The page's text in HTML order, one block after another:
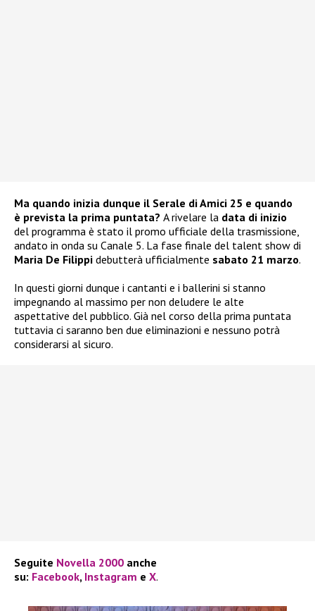
Ma quando inizia dunque il Serale di Amici 25 e quando
è prevista la prima puntata? A rivelare la data di inizio
del programma è stato il promo ufficiale della trasmissione,
andato in onda su Canale 5. La fase finale del talent show di
Maria De Filippi debutterà ufficialmente sabato 21 marzo.
In questi giorni dunque i cantanti e i ballerini si stanno
impegnando al massimo per non deludere le alte
aspettative del pubblico. Già nel corso della prima puntata
tuttavia ci saranno ben due eliminazioni e nessuno potrà
considerarsi al sicuro.
Seguite Novella 2000 anche
su: Facebook, Instagram e X.